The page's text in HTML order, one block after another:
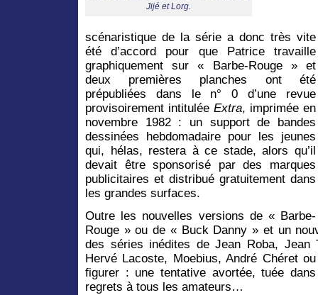
Jijé et Lorg.
scénaristique de la série a donc très vite
été d’accord pour que Patrice travaille
graphiquement sur « Barbe-Rouge » et
deux premières planches ont été
prépubliées dans le n° 0 d’une revue
provisoirement intitulée Extra, imprimée en
novembre 1982 : un support de bandes
dessinées hebdomadaire pour les jeunes
qui, hélas, restera à ce stade, alors qu’il
devait être sponsorisé par des marques
publicitaires et distribué gratuitement dans
les grandes surfaces.
Outre les nouvelles versions de « Barbe-
Rouge » ou de « Buck Danny » et un
des séries inédites de Jean Roba, Jean
Hervé Lacoste, Moebius, André Chéret
figurer : une tentative avortée, tuée
regrets à tous les amateurs…